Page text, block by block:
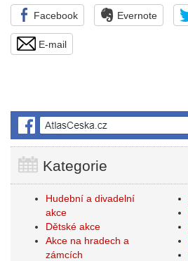
Facebook Evernote
E-mail
Kategorie
Hudební a divadelní
akce
Dětské akce
Akce na hradech a
zámcích